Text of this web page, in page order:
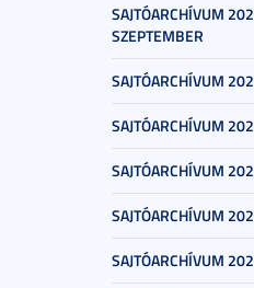
SAJTÓARCHÍVUM
SZEPTEMBER
SAJTÓARCHÍVUM
SAJTÓARCHÍVUM
SAJTÓARCHÍVUM
SAJTÓARCHÍVUM
SAJTÓARCHÍVUM